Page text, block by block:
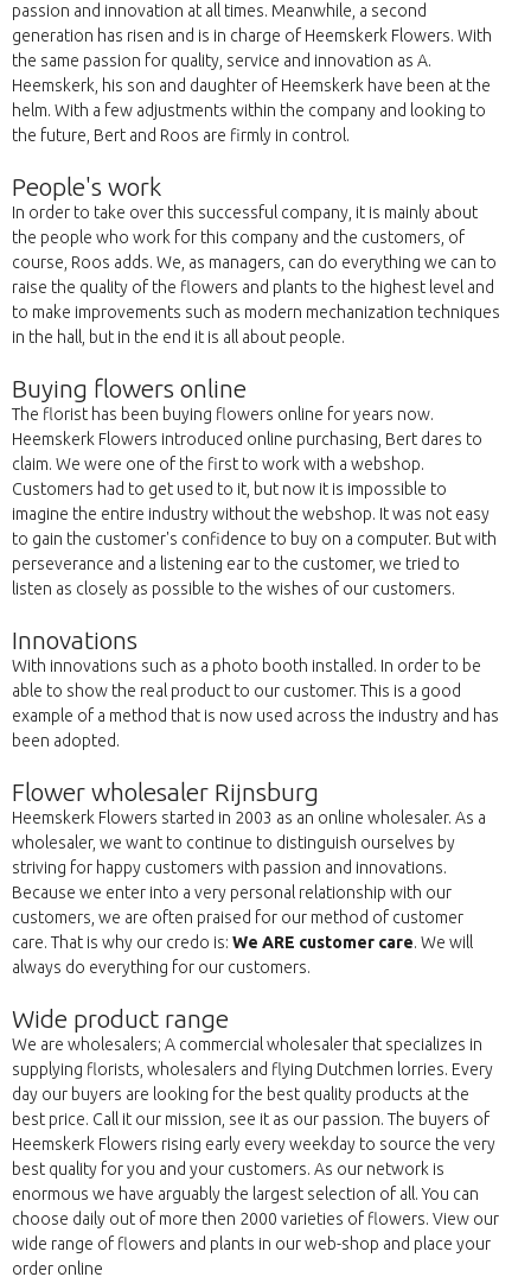
passion and innovation at all times. Meanwhile, a second
generation has risen and is in charge of Heemskerk Flowers. With
the same passion for quality, service and innovation as A.
Heemskerk, his son and daughter of Heemskerk have been at the
helm. With a few adjustments within the company and looking to
the future, Bert and Roos are firmly in control.
People's work
In order to take over this successful company, it is mainly about
the people who work for this company and the customers, of
course, Roos adds. We, as managers, can do everything we can to
raise the quality of the flowers and plants to the highest level and
to make improvements such as modern mechanization techniques
in the hall, but in the end it is all about people.
Buying flowers online
The florist has been buying flowers online for years now.
Heemskerk Flowers introduced online purchasing, Bert dares to
claim. We were one of the first to work with a webshop.
Customers had to get used to it, but now it is impossible to
imagine the entire industry without the webshop. It was not easy
to gain the customer's confidence to buy on a computer. But with
perseverance and a listening ear to the customer, we tried to
listen as closely as possible to the wishes of our customers.
Innovations
With innovations such as a photo booth installed. In order to be
able to show the real product to our customer. This is a good
example of a method that is now used across the industry and has
been adopted.
Flower wholesaler Rijnsburg
Heemskerk Flowers started in 2003 as an online wholesaler. As a
wholesaler, we want to continue to distinguish ourselves by
striving for happy customers with passion and innovations.
Because we enter into a very personal relationship with our
customers, we are often praised for our method of customer
care. That is why our credo is: We ARE customer care. We will
always do everything for our customers.
Wide product range
We are wholesalers; A commercial wholesaler that specializes in
supplying florists, wholesalers and flying Dutchmen lorries. Every
day our buyers are looking for the best quality products at the
best price. Call it our mission, see it as our passion. The buyers of
Heemskerk Flowers rising early every weekday to source the very
best quality for you and your customers. As our network is
enormous we have arguably the largest selection of all. You can
choose daily out of more then 2000 varieties of flowers. View our
wide range of flowers and plants in our web-shop and place your
order online